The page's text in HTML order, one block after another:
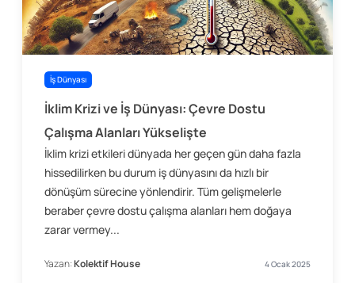
İş Dünyası
İklim Krizi ve İş Dünyası: Çevre Dostu
Çalışma Alanları Yükselişte
İklim krizi etkileri dünyada her geçen gün daha fazla
hissedilirken bu durum iş dünyasını da hızlı bir
dönüşüm sürecine yönlendirir. Tüm gelişmelerle
beraber çevre dostu çalışma alanları hem doğaya
zarar vermey...
Yazan:Kolektif House 4 Ocak 2025